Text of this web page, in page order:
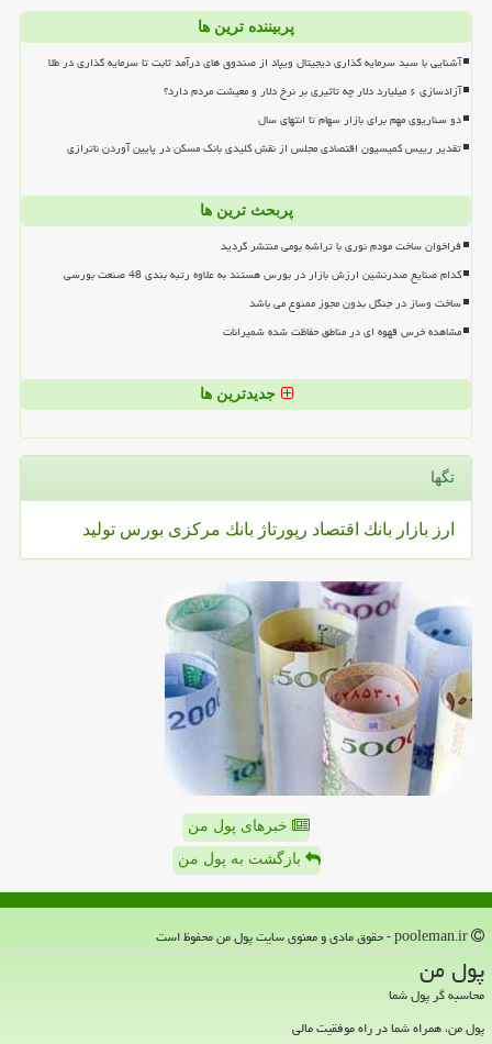
پربیننده ترین ها
آشنایی با سبد سرمایه گذاری دیجیتال ویپاد از صندوق های درآمد ثابت تا سرمایه گذاری در طلا
آزادسازی ۶ میلیارد دلار چه تاثیری بر نرخ دلار و معیشت مردم دارد؟
دو سناریوی مهم برای بازار سهام تا انتهای سال
تقدیر رییس کمیسیون اقتصادی مجلس از نقش کلیدی بانک مسکن در پایین آوردن ناترازی
پربحث ترین ها
فراخوان ساخت مودم نوری با تراشه بومی منتشر گردید
کدام صنایع صدرنشین ارزش بازار در بورس هستند به علاوه رتبه بندی 48 صنعت بورسی
ساخت وساز در جنگل بدون مجوز ممنوع می باشد
مشاهده خرس قهوه ای در مناطق حفاظت شده شمیرانات
جدیدترین ها
تگها
ارز بازار بانك اقتصاد رپورتاژ بانك مركزی بورس تولید
خبرهای پول من
بازگشت به پول من
پول من
محاسبه گر پول شما
پول من، همراه شما در راه موفقیت مالی